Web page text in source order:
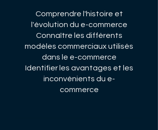
Comprendre l'histoire et
l'évolution du e-commerce
Connaître les différents
modèles commerciaux utilisés
dans le e-commerce
Identifier les avantages et les
inconvénients du e-
commerce